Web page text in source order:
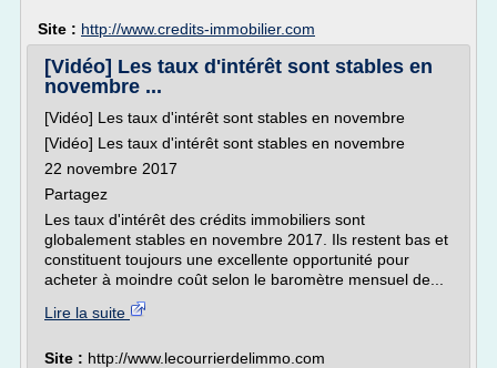
Site : http://www.credits-immobilier.com
[Vidéo] Les taux d'intérêt sont stables en
novembre ...
[Vidéo] Les taux d'intérêt sont stables en novembre
[Vidéo] Les taux d'intérêt sont stables en novembre
22 novembre 2017
Partagez
Les taux d'intérêt des crédits immobiliers sont
globalement stables en novembre 2017. Ils restent bas et
constituent toujours une excellente opportunité pour
acheter à moindre coût selon le baromètre mensuel de...
Lire la suite
Site : http://www.lecourrierdelimmo.com